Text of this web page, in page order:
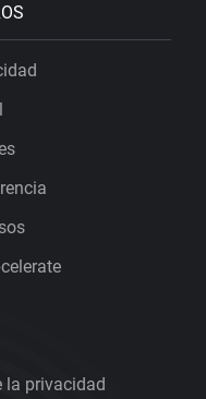
la privacidad